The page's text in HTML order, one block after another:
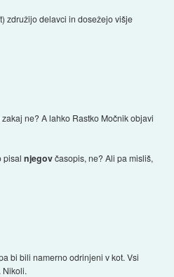
združijo delavci in dosežejo višje
ne? A lahko Rastko Močnik objavi
pisalnjegovčasopis, ne? Ali pa misliš,
bi bili namerno odrinjeni v kot. Vsi
Nikoli.